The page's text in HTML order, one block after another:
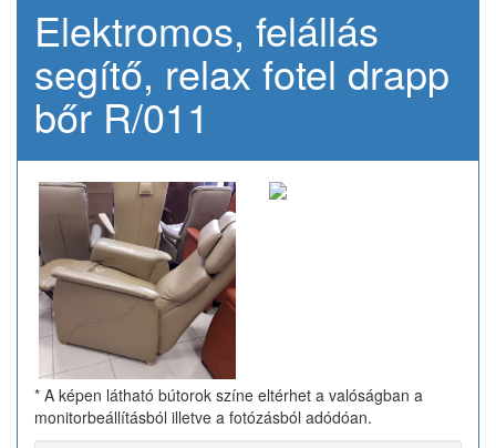
Elektromos, felállás
segítő, relax fotel drapp
bőr R/011
* A képen látható bútorok színe eltérhet a valóságban a
monitorbeállításból illetve a fotózásból adódóan.